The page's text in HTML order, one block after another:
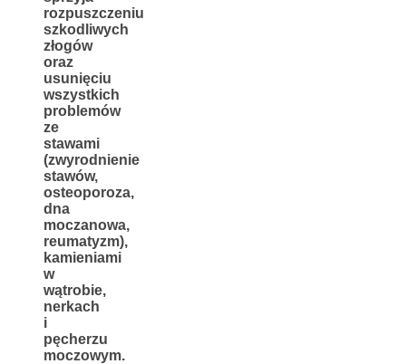
rozpuszczeniu
szkodliwych
złogów
oraz
usunięciu
wszystkich
problemów
ze
stawami
(zwyrodnienie
stawów,
osteoporoza,
dna
moczanowa,
reumatyzm),
kamieniami
w
wątrobie,
nerkach
i
pęcherzu
moczowym.